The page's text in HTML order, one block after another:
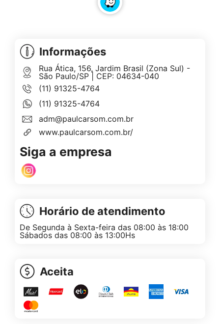
Informações
Rua Ática, 156, Jardim Brasil (Zona Sul) -
São Paulo/SP | CEP: 04634-040
(11) 91325-4764
(11) 91325-4764
adm@paulcarsom.com.br
www.paulcarsom.com.br/
Siga a empresa
Horário de atendimento
De Segunda à Sexta-feira das 08:00 às 18:00
Sábados das 08:00 às 13:00Hs
Aceita